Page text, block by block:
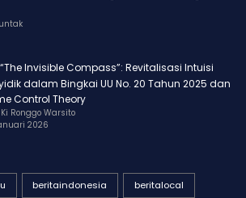
“The Invisible Compass”: Revitalisasi Intuisi
dalam Bingkai UU No. 20 Tahun 2025 dan
Control Theory
Ronggo Warsito